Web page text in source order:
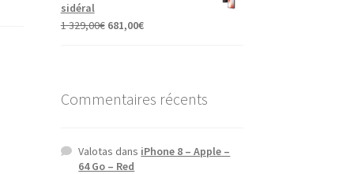
sidéral
1 329,00€ 681,00€
Commentaires récents
Valotas dans iPhone 8 – Apple –
64 Go – Red